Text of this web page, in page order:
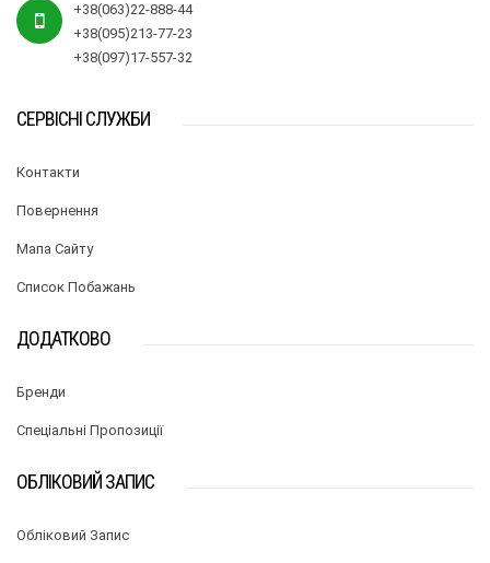
+38(063)22-888-44
+38(095)213-77-23
+38(097)17-557-32
СЕРВІСНІ СЛУЖБИ
Контакти
Повернення
Мапа Сайту
Список Побажань
ДОДАТКОВО
Бренди
Спеціальні Пропозиції
ОБЛІКОВИЙ ЗАПИС
Обліковий Запис